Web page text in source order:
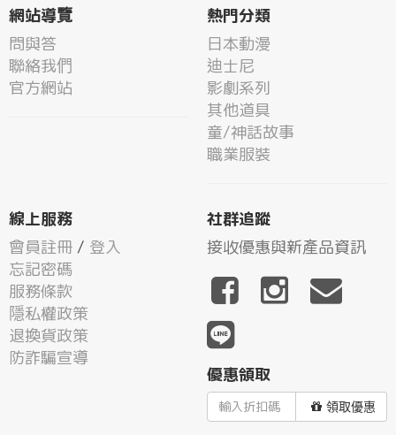
網站導覽
問與答
聯絡我們
官方網站
熱門分類
日本動漫
迪士尼
影劇系列
其他道具
童/神話故事
職業服裝
線上服務
會員註冊 / 登入
忘記密碼
服務條款
隱私權政策
退換貨政策
防詐騙宣導
社群追蹤
接收優惠與新產品資訊
優惠領取
領取優惠